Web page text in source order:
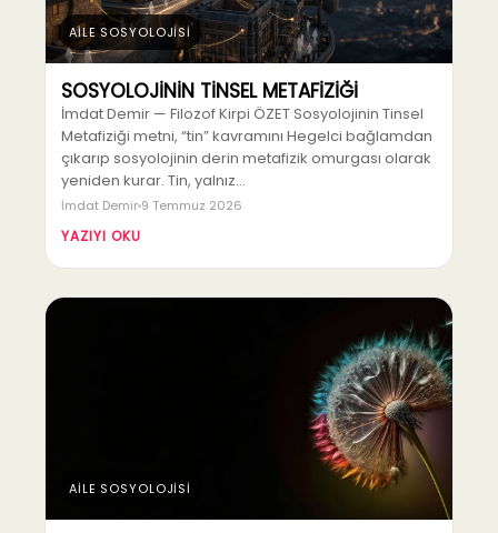
AİLE SOSYOLOJİSİ
SOSYOLOJİNİN TİNSEL METAFİZİĞİ
İmdat Demir — Filozof Kirpi ÖZET Sosyolojinin Tinsel
Metafiziği metni, “tin” kavramını Hegelci bağlamdan
çıkarıp sosyolojinin derin metafizik omurgası olarak
yeniden kurar. Tin, yalnız…
İmdat Demir 9 Temmuz 2026
YAZIYI OKU
AİLE SOSYOLOJİSİ